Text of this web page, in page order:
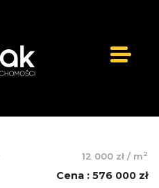
12 000 zł / m2
Cena : 576 000 zł